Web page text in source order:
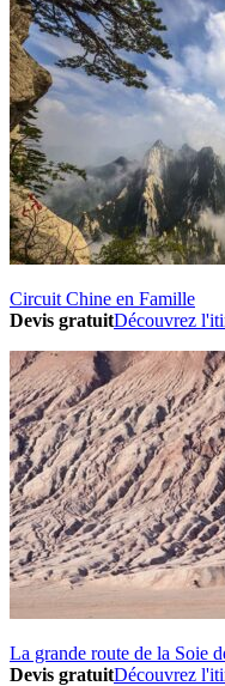
Circuit Chine en Famille
Devis gratuitDécouvrez
La grande route de la Soie
Devis gratuitDécouvrez